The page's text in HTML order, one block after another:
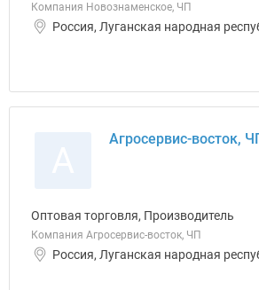
Компания Новознаменское, ЧП
Россия, Луганская народная
Агросервис-восток,
Оптовая торговля, Производитель
Компания Агросервис-восток, ЧП
Россия, Луганская народная